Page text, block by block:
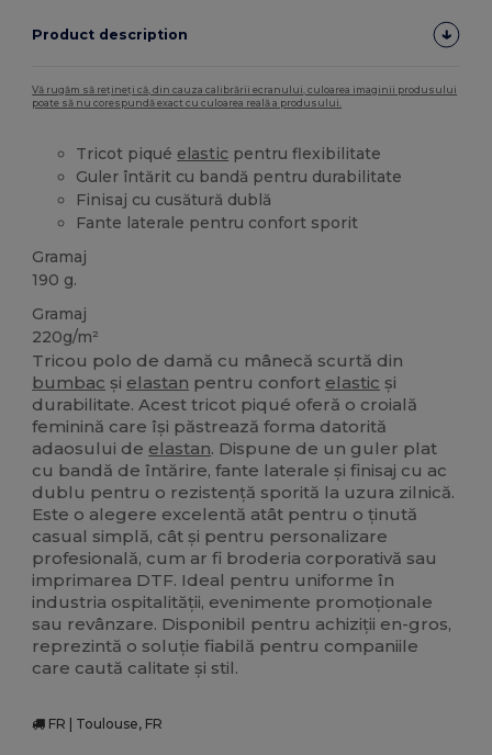
Product description
Vă rugăm să rețineți că, din cauza calibrării ecranului, culoarea imaginii produsului
poate să nu corespundă exact cu culoarea reală a produsului.
Tricot piqué elastic pentru flexibilitate
Guler întărit cu bandă pentru durabilitate
Finisaj cu cusătură dublă
Fante laterale pentru confort sporit
Gramaj
190 g.
Gramaj
220g/m²
Tricou polo de damă cu mânecă scurtă din
bumbac și elastan pentru confort elastic și
durabilitate. Acest tricot piqué oferă o croială
feminină care își păstrează forma datorită
adaosului de elastan. Dispune de un guler plat
cu bandă de întărire, fante laterale și finisaj cu ac
dublu pentru o rezistență sporită la uzura zilnică.
Este o alegere excelentă atât pentru o ținută
casual simplă, cât și pentru personalizare
profesională, cum ar fi broderia corporativă sau
imprimarea DTF. Ideal pentru uniforme în
industria ospitalității, evenimente promoționale
sau revânzare. Disponibil pentru achiziții en-gros,
reprezintă o soluție fiabilă pentru companiile
care caută calitate și stil.
FR | Toulouse, FR